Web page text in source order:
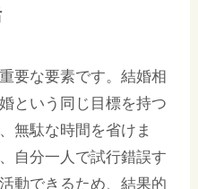
要な要素です。結婚相
という同じ目標を持つ
無駄な時間を省けま
自分一人で試行錯誤す
動できるため、結果的